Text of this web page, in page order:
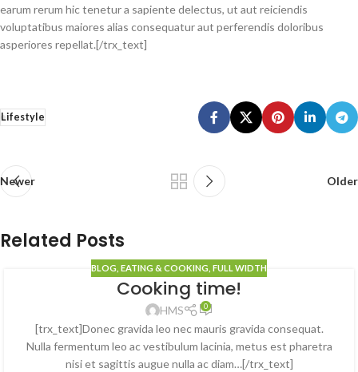
earum rerum hic tenetur a sapiente delectus, ut aut reiciendis
voluptatibus maiores alias consequatur aut perferendis doloribus
asperiores repellat.[/trx_text]
Lifestyle
Newer Older
Related Posts
BLOG EATING & COOKING FULL WIDTH
Cooking time!
HMS 0
[trx_text]Donec gravida leo nec mauris gravida consequat.
Nulla fermentum leo ac vestibulum lacinia, metus est pharetra
nisi et sagittis augue nulla ac diam…[/trx_text]